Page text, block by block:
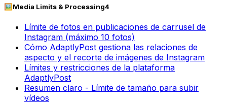
🖼️ Media Limits & Processing4
Límite de fotos en publicaciones de carrusel de
Instagram (máximo 10 fotos)
Cómo AdaptlyPost gestiona las relaciones de
aspecto y el recorte de imágenes de Instagram
Límites y restricciones de la plataforma
AdaptlyPost
Resumen claro - Límite de tamaño para subir
vídeos